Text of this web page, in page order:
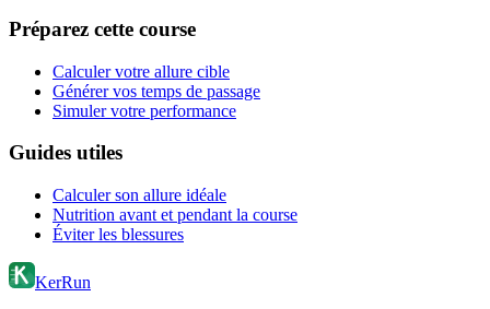
Préparez cette course
Calculer votre allure cible
Générer vos temps de passage
Simuler votre performance
Guides utiles
Calculer son allure idéale
Nutrition avant et pendant la course
Éviter les blessures
KerRun